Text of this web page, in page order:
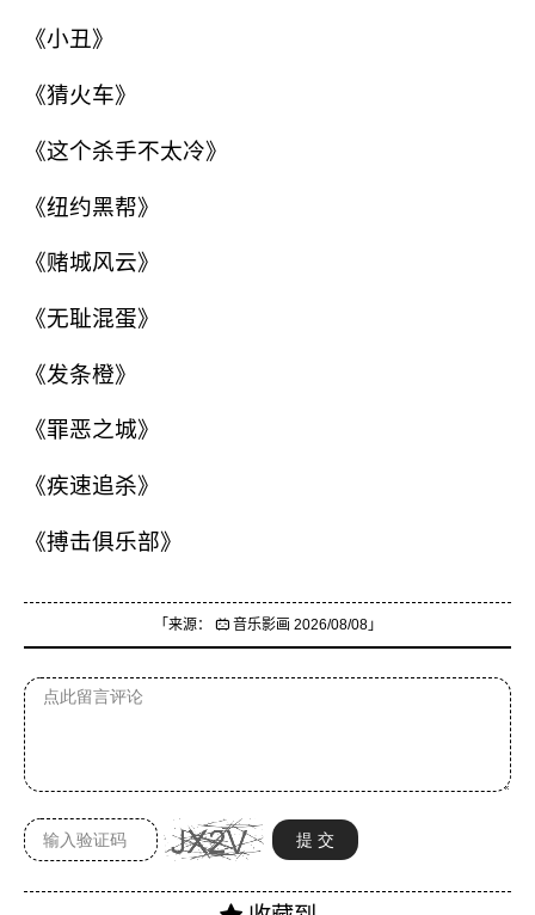
《小丑》
《猜火车》
《这个杀手不太冷》
《纽约黑帮》
《赌城风云》
《无耻混蛋》
《发条橙》
《罪恶之城》
《疾速追杀》
《搏击俱乐部》
「来源： 音乐影画 2026/08/08」